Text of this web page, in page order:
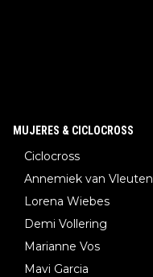
MUJERES & CICLOCROSS
Ciclocross
Annemiek van Vleuten
Lorena Wiebes
Demi Vollering
Marianne Vos
Mavi Garcia